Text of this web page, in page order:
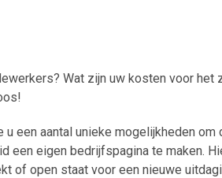
Wat zijn uw kosten voor het
een aantal unieke mogelijkheden
een eigen bedrijfspagina te maken.
of open staat voor een nieuwe